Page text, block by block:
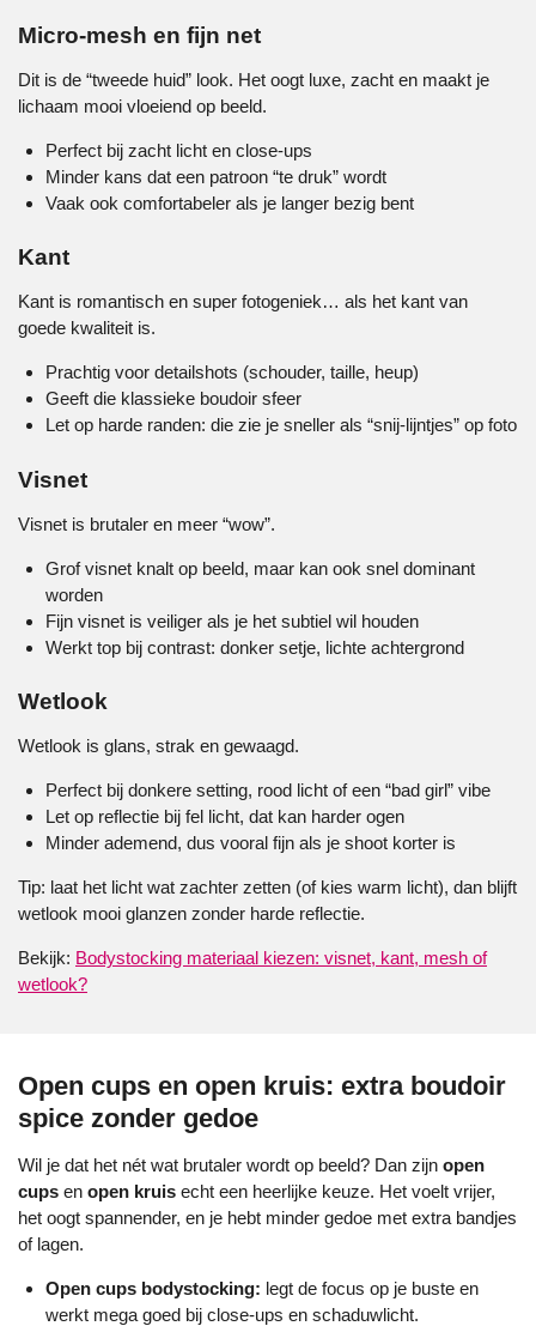
Micro-mesh en fijn net
Dit is de “tweede huid” look. Het oogt luxe, zacht en maakt je
lichaam mooi vloeiend op beeld.
Perfect bij zacht licht en close-ups
Minder kans dat een patroon “te druk” wordt
Vaak ook comfortabeler als je langer bezig bent
Kant
Kant is romantisch en super fotogeniek… als het kant van
goede kwaliteit is.
Prachtig voor detailshots (schouder, taille, heup)
Geeft die klassieke boudoir sfeer
Let op harde randen: die zie je sneller als “snij-lijntjes” op foto
Visnet
Visnet is brutaler en meer “wow”.
Grof visnet knalt op beeld, maar kan ook snel dominant
worden
Fijn visnet is veiliger als je het subtiel wil houden
Werkt top bij contrast: donker setje, lichte achtergrond
Wetlook
Wetlook is glans, strak en gewaagd.
Perfect bij donkere setting, rood licht of een “bad girl” vibe
Let op reflectie bij fel licht, dat kan harder ogen
Minder ademend, dus vooral fijn als je shoot korter is
Tip: laat het licht wat zachter zetten (of kies warm licht), dan blijft
wetlook mooi glanzen zonder harde reflectie.
Bekijk: Bodystocking materiaal kiezen: visnet, kant, mesh of
wetlook?
Open cups en open kruis: extra boudoir
spice zonder gedoe
Wil je dat het nét wat brutaler wordt op beeld? Dan zijn open
cups en open kruis echt een heerlijke keuze. Het voelt vrijer,
het oogt spannender, en je hebt minder gedoe met extra bandjes
of lagen.
Open cups bodystocking: legt de focus op je buste en
werkt mega goed bij close-ups en schaduwlicht.